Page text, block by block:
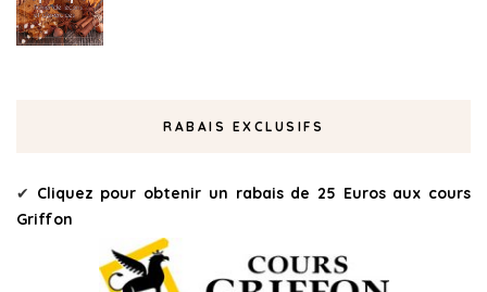
RABAIS EXCLUSIFS
✔ Cliquez pour obtenir un rabais de 25 Euros aux cours
Griffon